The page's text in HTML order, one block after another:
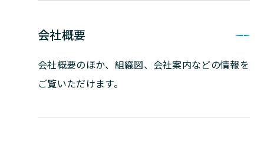
会社概要
会社概要のほか、組織図、会社案内などの情報を
ご覧いただけます。